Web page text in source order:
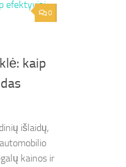
0
kaip
išlaidų,
kainos ir